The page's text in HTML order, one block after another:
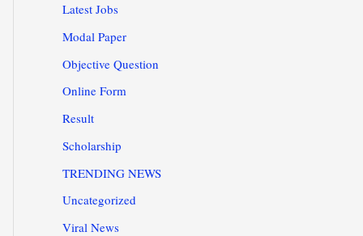
Latest Jobs
Modal Paper
Objective Question
Online Form
Result
Scholarship
TRENDING NEWS
Uncategorized
Viral News